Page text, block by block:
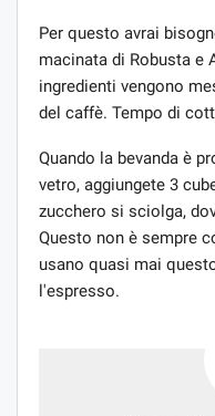
Per questo avrai
macinata di Robusta e
ingredienti vengono
del caffè. Tempo di
Quando la bevanda è
vetro, aggiungete 3
zucchero si sciolga,
Questo non è sempre
usano quasi mai
l'espresso.